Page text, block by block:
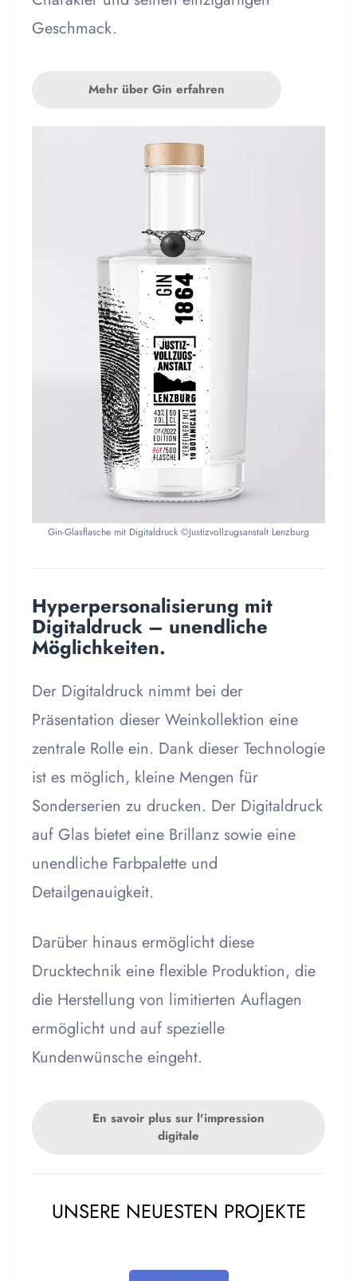
Geschmack.
Mehr über Gin erfahren
Gin-Glasflasche mit Digitaldruck ©Justizvollzugsanstalt Lenzburg
Hyperpersonalisierung mit
Digitaldruck – unendliche
Möglichkeiten.
Der Digitaldruck nimmt bei der
Präsentation dieser Weinkollektion eine
zentrale Rolle ein. Dank dieser Technologie
ist es möglich, kleine Mengen für
Sonderserien zu drucken. Der Digitaldruck
auf Glas bietet eine Brillanz sowie eine
unendliche Farbpalette und
Detailgenauigkeit.
Darüber hinaus ermöglicht diese
Drucktechnik eine flexible Produktion, die
die Herstellung von limitierten Auflagen
ermöglicht und auf spezielle
Kundenwünsche eingeht.
En savoir plus sur l'impression
digitale
UNSERE NEUESTEN PROJEKTE